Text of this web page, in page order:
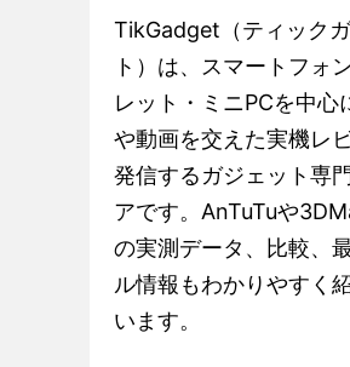
TikGadget（ティック
ト）は、スマートフォ
レット・ミニPCを中心
や動画を交えた実機レ
発信するガジェット専
アです。AnTuTuや
の実測データ、比較、
ル情報もわかりやすく
います。